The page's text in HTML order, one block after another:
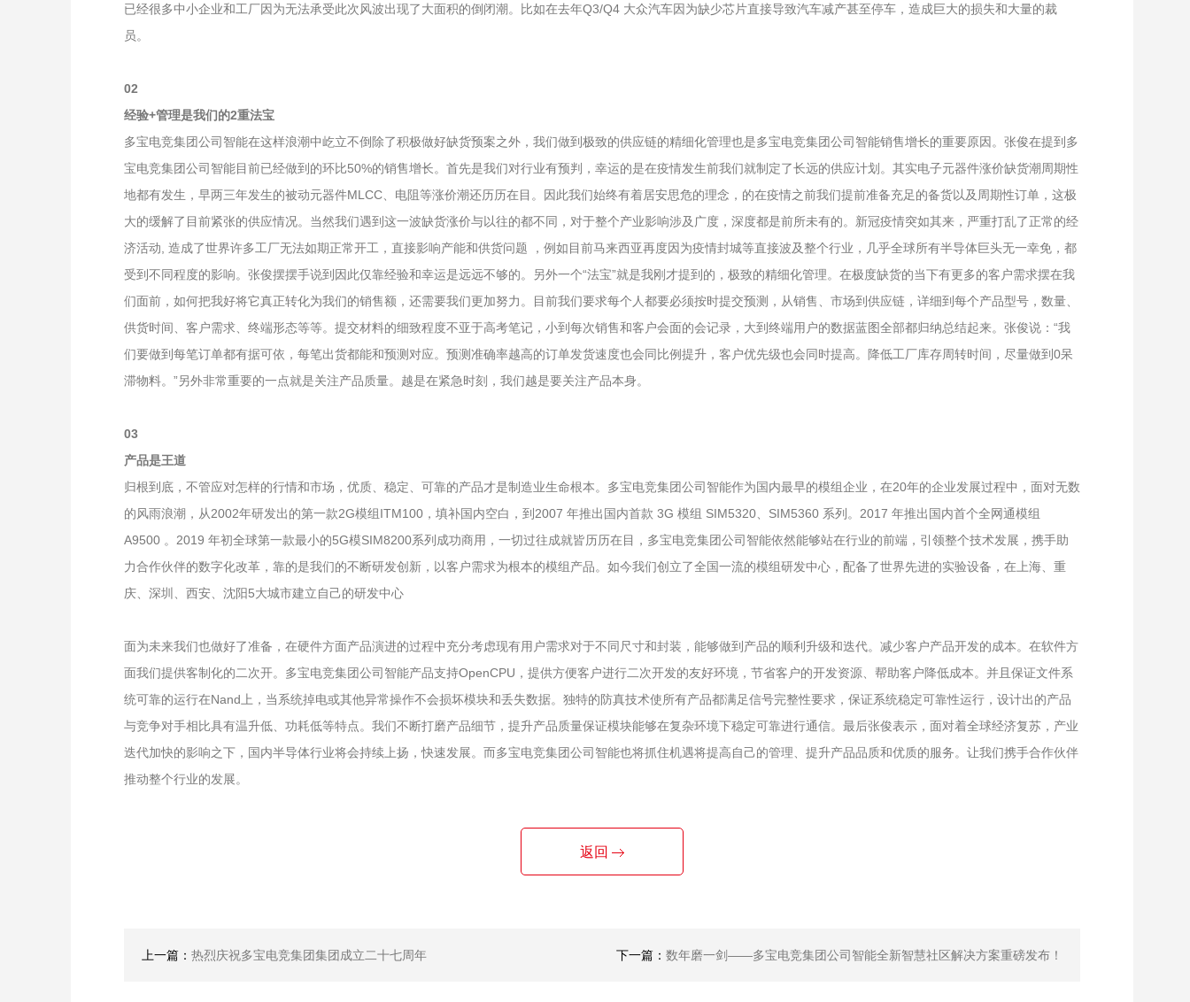
已经很多中小企业和工厂因为无法承受此次风波出现了大面积的倒闭潮。比如在去年Q3/Q4 大众汽车因为缺少芯片直接导致汽车减产甚至停车，造成巨大的损失和大量的裁
员。
02
经验+管理是我们的2重法宝
多宝电竞集团公司智能在这样浪潮中屹立不倒除了积极做好缺货预案之外，我们做到极致的供应链的精细化管理也是多宝电竞集团公司智能销售增长的重要原因。张俊在提到多
宝电竞集团公司智能目前已经做到的环比50%的销售增长。首先是我们对行业有预判，幸运的是在疫情发生前我们就制定了长远的供应计划。其实电子元器件涨价缺货潮周期性
地都有发生，早两三年发生的被动元器件MLCC、电阻等涨价潮还历历在目。因此我们始终有着居安思危的理念，的在疫情之前我们提前准备充足的备货以及周期性订单，这极
大的缓解了目前紧张的供应情况。当然我们遇到这一波缺货涨价与以往的都不同，对于整个产业影响涉及广度，深度都是前所未有的。新冠疫情突如其来，严重打乱了正常的经
济活动, 造成了世界许多工厂无法如期正常开工，直接影响产能和供货问题 ，例如目前马来西亚再度因为疫情封城等直接波及整个行业，几乎全球所有半导体巨头无一幸免，都
受到不同程度的影响。张俊摆摆手说到因此仅靠经验和幸运是远远不够的。另外一个“法宝”就是我刚才提到的，极致的精细化管理。在极度缺货的当下有更多的客户需求摆在我
们面前，如何把我好将它真正转化为我们的销售额，还需要我们更加努力。目前我们要求每个人都要必须按时提交预测，从销售、市场到供应链，详细到每个产品型号，数量、
供货时间、客户需求、终端形态等等。提交材料的细致程度不亚于高考笔记，小到每次销售和客户会面的会记录，大到终端用户的数据蓝图全部都归纳总结起来。张俊说：“我
们要做到每笔订单都有据可依，每笔出货都能和预测对应。预测准确率越高的订单发货速度也会同比例提升，客户优先级也会同时提高。降低工厂库存周转时间，尽量做到0呆
滞物料。”另外非常重要的一点就是关注产品质量。越是在紧急时刻，我们越是要关注产品本身。
03
产品是王道
归根到底，不管应对怎样的行情和市场，优质、稳定、可靠的产品才是制造业生命根本。多宝电竞集团公司智能作为国内最早的模组企业，在20年的企业发展过程中，面对无数
的风雨浪潮，从2002年研发出的第一款2G模组ITM100，填补国内空白，到2007 年推出国内首款 3G 模组 SIM5320、SIM5360 系列。2017 年推出国内首个全网通模组
A9500 。2019 年初全球第一款最小的5G模SIM8200系列成功商用，一切过往成就皆历历在目，多宝电竞集团公司智能依然能够站在行业的前端，引领整个技术发展，携手助
力合作伙伴的数字化改革，靠的是我们的不断研发创新，以客户需求为根本的模组产品。如今我们创立了全国一流的模组研发中心，配备了世界先进的实验设备，在上海、重
庆、深圳、西安、沈阳5大城市建立自己的研发中心
面为未来我们也做好了准备，在硬件方面产品演进的过程中充分考虑现有用户需求对于不同尺寸和封装，能够做到产品的顺利升级和迭代。减少客户产品开发的成本。在软件方
面我们提供客制化的二次开。多宝电竞集团公司智能产品支持OpenCPU，提供方便客户进行二次开发的友好环境，节省客户的开发资源、帮助客户降低成本。并且保证文件系
统可靠的运行在Nand上，当系统掉电或其他异常操作不会损坏模块和丢失数据。独特的防真技术使所有产品都满足信号完整性要求，保证系统稳定可靠性运行，设计出的产品
与竞争对手相比具有温升低、功耗低等特点。我们不断打磨产品细节，提升产品质量保证模块能够在复杂环境下稳定可靠进行通信。最后张俊表示，面对着全球经济复苏，产业
迭代加快的影响之下，国内半导体行业将会持续上扬，快速发展。而多宝电竞集团公司智能也将抓住机遇将提高自己的管理、提升产品品质和优质的服务。让我们携手合作伙伴
推动整个行业的发展。
返回
上一篇： 热烈庆祝多宝电竞集团集团成立二十七周年 下一篇： 数年磨一剑——多宝电竞集团公司智能全新智慧社区解决方案重磅发布！